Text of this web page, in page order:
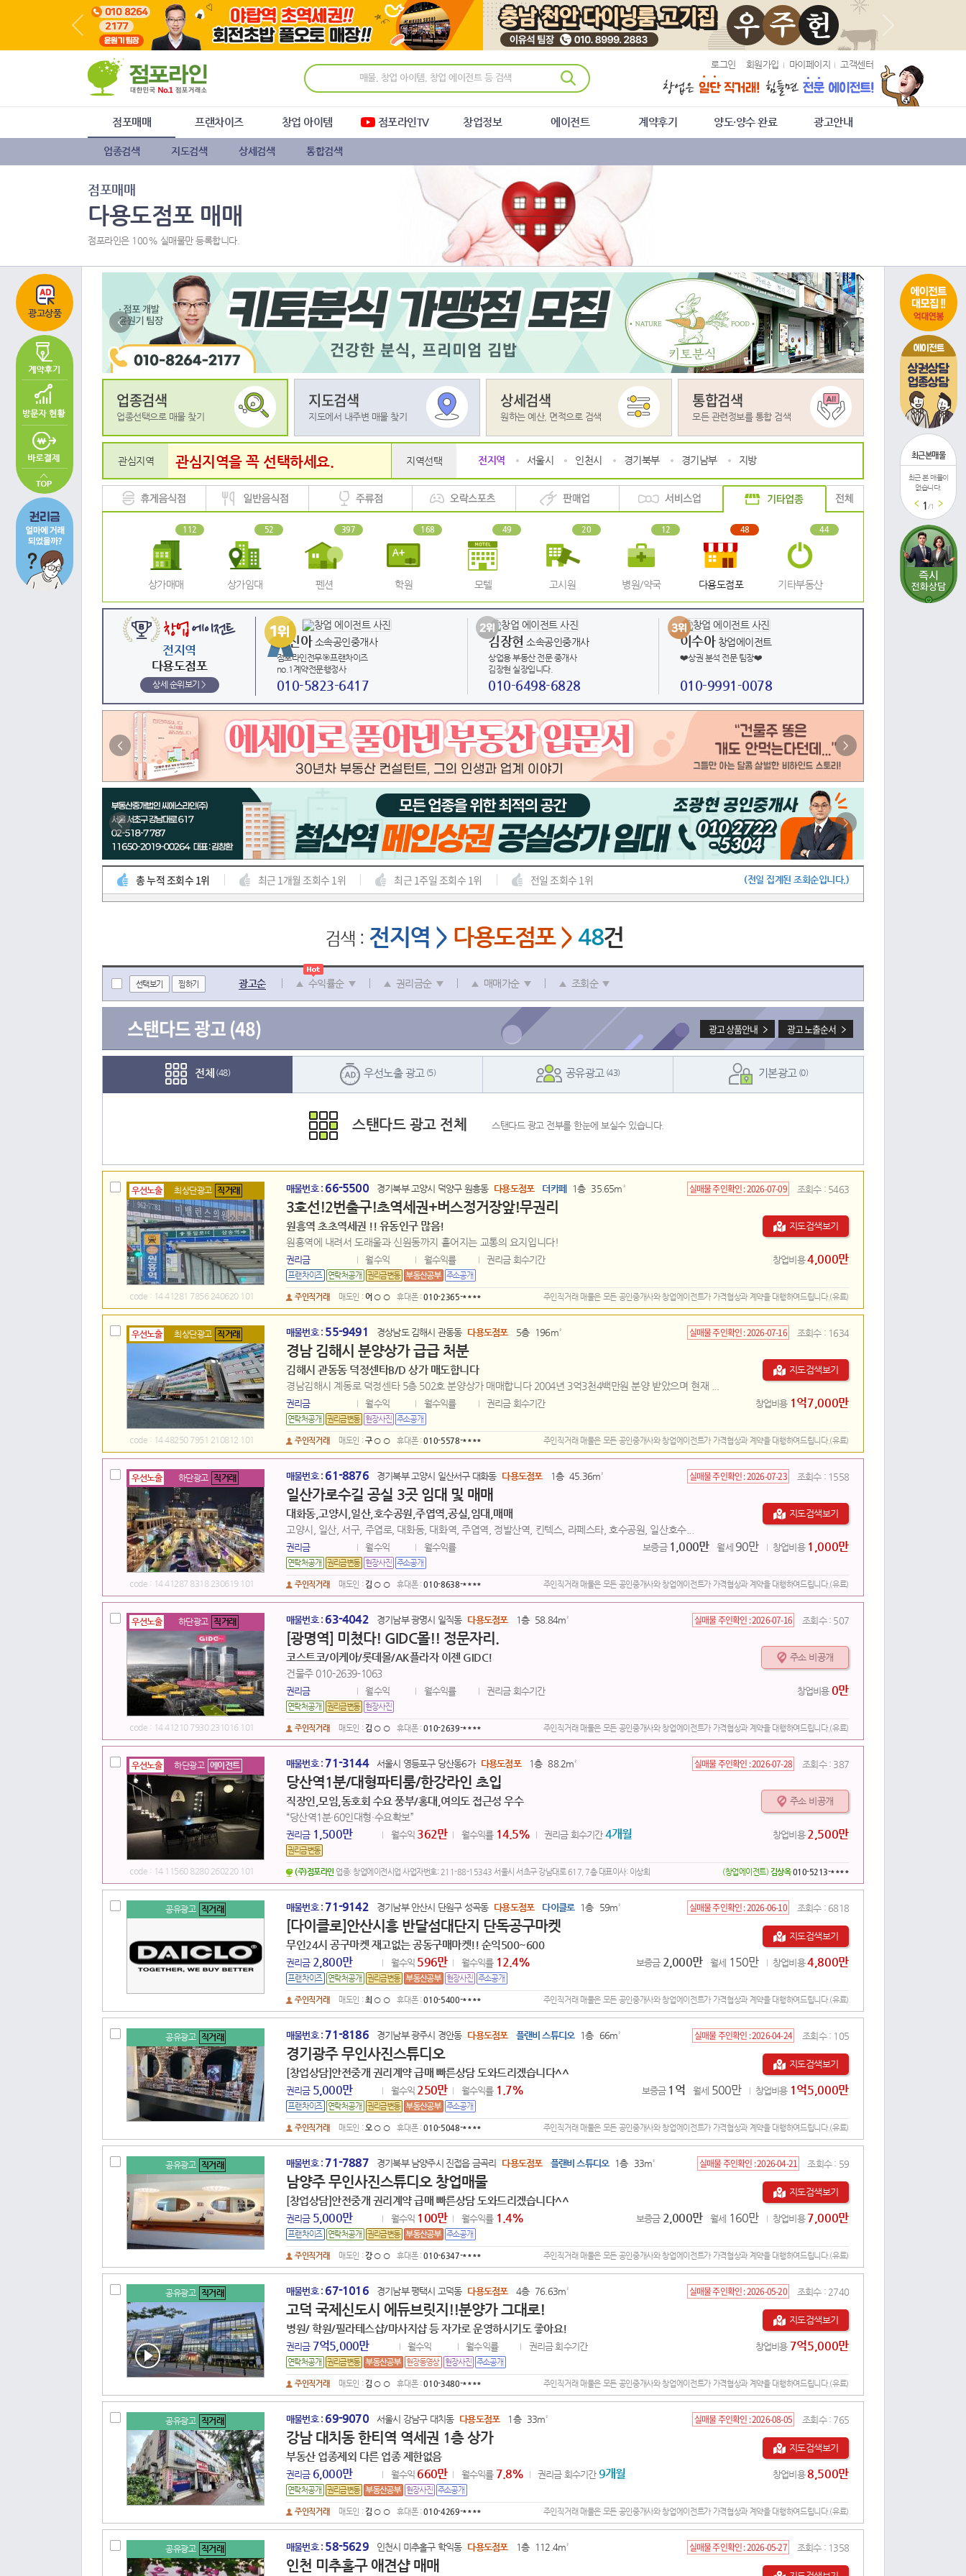
로그인 회원가입 마이페이지 고객센터
점포매매
업종검색 지도검색 상세검색 통합검색
프랜차이즈 창업 아이템 점포라인TV 창업정보 에이전트 계약후기 양도·양수 완료 광고안내
점포매매
다용도점포 매매
점포라인은 100% 실매물만 등록합니다.
광고상품
에이전트
최근본매물
최근 본 매물이
최근 본 매물이
없습니다.
1/1
< >
업종검색
업종선택으로 매물 찾기
지도검색
지도에서 내주변 매물 찾기
상세검색
원하는 예산, 면적으로 검색
통합검색
모든 관련정보를 통합 검색
관심지역 관심지역을 꼭 선택하세요. 지역선택 전지역 서울시 인천시 경기북부 경기남부 지방
112
상가매매
52
상가임대
397
펜션
168
학원
49
모텔
20
고시원
12
병원/약국
48
다용도점포
44
기타부동산
전지역
다용도점포
상세 순위보기 >
손진아소속공인중개사
점포라인전무🎯프랜차이즈
no.1계약전문행정사
010-5823-6417
김장현 소속공인중개사
상업용 부동산 전문 중개사
김장현 실장입니다.
010-6498-6828
이수아창업에이전트
❤️상권 분석 전문 팀장❤️
010-9991-0078
< >
< >
총 누적 조회수 1위 최근 1개월 조회수 1위 최근 1주일 조회수 1위 전일 조회수 1위 (전일 집계된 조회순입니다.)
검색 : 전지역 > 다용도점포 > 48건
선택보기 찜하기 광고순 수익률순 권리금순 매매가순 조회순
스탠다드 광고(48) 광고 노출순서
광고 상품안내
전체 (48) 우선노출 광고 (5) 공유광고 (43) 기본광고 (0)
스탠다드 광고 전체 스탠다드 광고 전부를 한눈에 보실수 있습니다.
우선노출 최상단광고 직거래
code : 14 41281 7856 240620 101
매물번호 : 66-5500 경기북부 고양시 덕양구 원흥동 다용도점포 더카페 1층 35.65m² 실매물 주인확인 :2026-07-09 조회수 : 5463
3호선!2번출구!초역세권+버스정거장앞!무권리
원흥역 초초역세권 !! 유동인구 많음!
원흥역에 내려서 도래울과 신원동까지 흩어지는 교통의 요지입니다!
권리금 월수익 월수익률 권리금 회수기간 창업비용4,000만
지도검색보기
주인직거래 매도인 : 어 ○ ○ 휴대폰 :010-2365-**** 주인직거래 매물은 모든 공인중개사와 창업에이전트가 가격협상과 계약을 대행하여드립니다.(유료)
우선노출 최상단광고 직거래
code : 14 48250 7951 210812 101
매물번호 : 55-9491 경상남도 김해시 관동동 다용도점포 5층 196m² 실매물 주인확인 :2026-07-16 조회수 : 1634
경남 김해시 분양상가 급급 처분
김해시 관동동 덕정센타B/D 상가 매도합니다
경남김해시 계동로 덕정센타 5층 502호 분양상가 매매합니다 2004년 3억3천4백만원 분양 받았으며 현재 ...
권리금 월수익 월수익률 권리금 회수기간 창업비용 1억7,000만
지도검색보기
주인직거래 매도인 :구 ○ ○ 휴대폰 :010-5578-**** 주인직거래 매물은 모든 공인중개사와 창업에이전트가 가격협상과 계약을 대행하여드립니다.(유료)
우선노출 하단광고 직거래
code : 14 41287 8318 230619 101
매물번호 : 61-8876 경기북부 고양시 일산서구 대화동 다용도점포 1층 45.36m² 실매물 주인확인 :2026-07-23 조회수 : 1558
일산가로수길 공실 3곳 임대 및 매매
대화동,고양시,일산,호수공원,주엽역,공실,임대,매매
고양시, 일산, 서구, 주엽로, 대화동, 대화역, 주엽역, 정발산역, 킨텍스, 라페스타, 호수공원, 일산호수...
권리금 월수익 월수익률 보증금 1,000만 월세 90만 창업비용 1,000만
지도검색보기
주인직거래 매도인 : 김 ○ ○ 휴대폰 :010-8638-**** 주인직거래 매물은 모든 공인중개사와 창업에이전트가 가격협상과 계약을 대행하여드립니다.(유료)
우선노출 하단광고 직거래
code : 14 41210 7930 231016 101
매물번호 : 63-4042 경기남부 광명시 일직동 다용도점포 1층 58.84m² 실매물 주인확인 :2026-07-16 조회수 : 507
[광명역] 미쳤다! GIDC몰!! 정문자리.
코스트코/이케아/롯데몰/AK플라자 이젠 GIDC!
건물주 010-2639-1063
권리금 월수익 월수익률 권리금 회수기간 창업비용 0만
주소 비공개
주인직거래 매도인 : 김 ○ ○ 휴대폰 :010-2639-**** 주인직거래 매물은 모든 공인중개사와 창업에이전트가 가격협상과 계약을 대행하여드립니다.(유료)
우선노출 하단광고 에이전트
code : 14 11560 8280 260220 101
매물번호 : 71-3144 서울시 영등포구 당산동6가 다용도점포 1층 88.2m² 실매물 주인확인 :2026-07-28 조회수 : 387
당산역1분/대형파티룸/한강라인 초입
직장인,모임,동호회 수요 풍부/홍대,여의도 접근성 우수
“당산역1분·60인대형·수요확보”
권리금 1,500만 월수익 362만 월수익률 14.5% 권리금 회수기간 4개월 창업비용 2,500만
주소 비공개
(주)점포라인 업종: 창업에이전시업 사업자번호: 211-88-15343 서울시 서초구 강남대로 617, 7층 대표이사: 이상희 (창업에이전트) 김상옥010-5213-****
공유광고 직거래
code : 14 41273 8242 260510 102
매물번호 : 71-9142 경기남부 안산시 단원구 성곡동 다용도점포 다이클로 1층 59m² 실매물 주인확인 :2026-06-10 조회수 : 6818
[다이클로]안산시흥 반달섬대단지 단독공구마켓
무인24시 공구마켓 재고없는 공동구매마켓!! 순익500~600
권리금 2,800만 월수익 596만 월수익률 12.4% 보증금 2,000만 월세 150만 창업비용4,800만
지도검색보기
주인직거래 매도인 :최 ○ ○ 휴대폰 :010-5400-**** 주인직거래 매물은 모든 공인중개사와 창업에이전트가 가격협상과 계약을 대행하여드립니다.(유료)
공유광고 직거래
code : 14 41610 8242 260424 101
매물번호 : 71-8186 경기남부 광주시 경안동 다용도점포 플랜비 스튜디오 1층 66m² 실매물 주인확인 :2026-04-24 조회수 : 105
경기광주 무인사진스튜디오
[창업상담]안전중개 권리계약 급매 빠른상담 도와드리겠습니다^^
권리금 5,000만 월수익 250만 월수익률 1.7% 보증금 1억 월세 500만 창업비용 1억5,000만
지도검색보기
주인직거래 매도인 :오 ○ ○ 휴대폰 :010-5048-**** 주인직거래 매물은 모든 공인중개사와 창업에이전트가 가격협상과 계약을 대행하여드립니다.(유료)
공유광고 직거래
code : 14 41360 8242 260421 101
매물번호 : 71-7887 경기북부 남양주시 진접읍 금곡리 다용도점포 플랜비 스튜디오 1층 33m² 실매물 주인확인 :2026-04-21 조회수 : 59
남양주 무인사진스튜디오 창업매물
[창업상담]안전중개 권리계약 급매 빠른상담 도와드리겠습니다^^
권리금 5,000만 월수익 100만 월수익률 1.4% 보증금 2,000만 월세 160만 창업비용 7,000만
지도검색보기
주인직거래 매도인 :강 ○ ○ 휴대폰 :010-6347-**** 주인직거래 매물은 모든 공인중개사와 창업에이전트가 가격협상과 계약을 대행하여드립니다.(유료)
공유광고 직거래
code : 14 41220 7856 240822 101
매물번호 : 67-1016 경기남부 평택시 고덕동 다용도점포 4층 76.63m² 실매물 주인확인 :2026-05-20 조회수 : 2740
고덕 국제신도시 에듀브릿지!!분양가 그대로!
병원/ 학원/필라테스샵/마사지샵 등 자가로 운영하시기도 좋아요!
권리금 7억5,000만 월수익 월수익률 권리금 회수기간 창업비용 7억5,000만
지도검색보기
주인직거래 매도인 : 김 ○ ○ 휴대폰 :010-3480-**** 주인직거래 매물은 모든 공인중개사와 창업에이전트가 가격협상과 계약을 대행하여드립니다.(유료)
공유광고 직거래
code : 14 11680 7885 250805 101
매물번호 : 69-9070 서울시 강남구 대치동 다용도점포 1층 33m² 실매물 주인확인 :2026-08-05 조회수 : 765
강남 대치동 한티역 역세권 1층 상가
부동산 업종제외 다른 업종 제한없음
권리금 6,000만 월수익 660만 월수익률 7.8% 권리금 회수기간 9개월 창업비용8,500만
지도검색보기
주인직거래 매도인 : 김 ○ ○ 휴대폰 :010-4269-**** 주인직거래 매물은 모든 공인중개사와 창업에이전트가 가격협상과 계약을 대행하여드립니다.(유료)
공유광고 직거래 매물번호 : 58-5629 인천시 미추홀구 학익동 다용도점포 1층 112.4m² 실매물 주인확인 :2026-05-27 조회수 : 1358
인천 미추홀구 애견샵 매매